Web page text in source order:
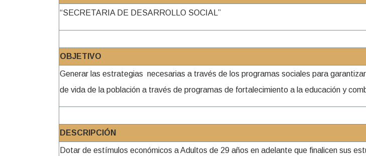
“SECRETARIA DE DESARROLLO SOCIAL”
OBJETIVO
Generar las estrategias necesarias a través de los programas sociales para
de vida de la población a través de programas de fortalecimiento a la educación y
DESCRIPCIÓN
Dotar de estímulos económicos a Adultos de 29 años en adelante que finalicen sus